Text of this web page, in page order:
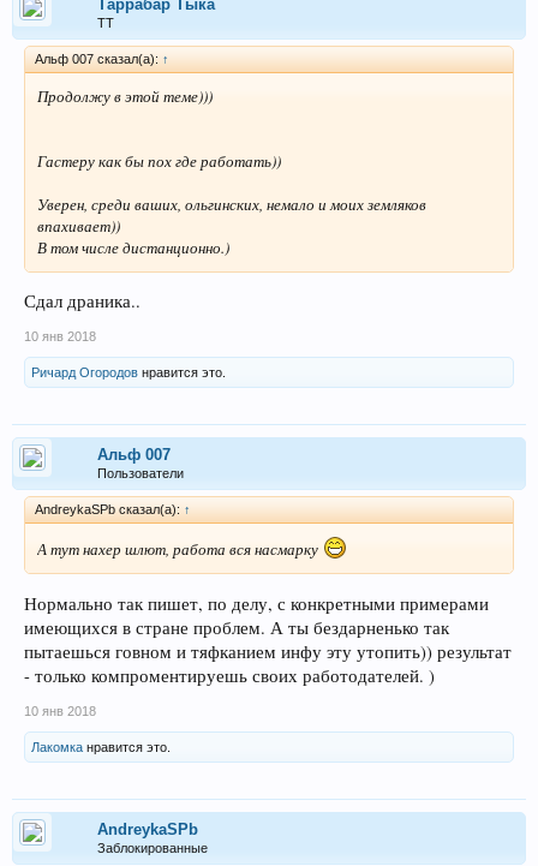
Таррабар Тыка
ТТ
Альф 007 сказал(а): ↑
Продолжу в этой теме)))
Гастеру как бы пох где работать))
Уверен, среди ваших, ольгинских, немало и моих земляков
впахивает))
В том числе дистанционно.)
Сдал драника..
10 янв 2018
Ричард Огородов нравится это.
Альф 007
Пользователи
AndreykaSPb сказал(а): ↑
А тут нахер шлют, работа вся насмарку
Нормально так пишет, по делу, с конкретными примерами
имеющихся в стране проблем. А ты бездарненько так
пытаешься говном и тяфканием инфу эту утопить)) результат
- только компроментируешь своих работодателей. )
10 янв 2018
Лакомка нравится это.
AndreykaSPb
Заблокированные